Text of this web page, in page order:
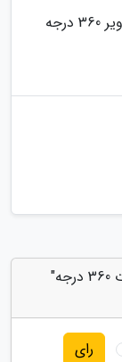
به "تور مجازی جزیره سانتورینی یونان بصورت 360 درجه"
رای